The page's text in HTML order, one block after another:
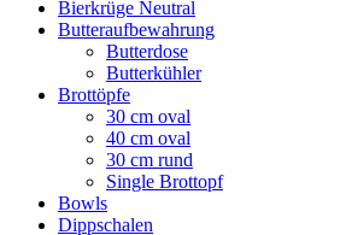
Bierkrüge Neutral
Butteraufbewahrung
Butterdose
Butterkühler
Brottöpfe
30 cm oval
40 cm oval
30 cm rund
Single Brottopf
Bowls
Dippschalen